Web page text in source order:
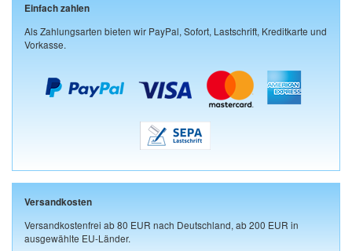
Einfach zahlen
Als Zahlungsarten bieten wir PayPal, Sofort, Lastschrift, Kreditkarte und
Vorkasse.
Versandkosten
Versandkostenfrei ab 80 EUR nach Deutschland, ab 200 EUR in
ausgewählte EU-Länder.